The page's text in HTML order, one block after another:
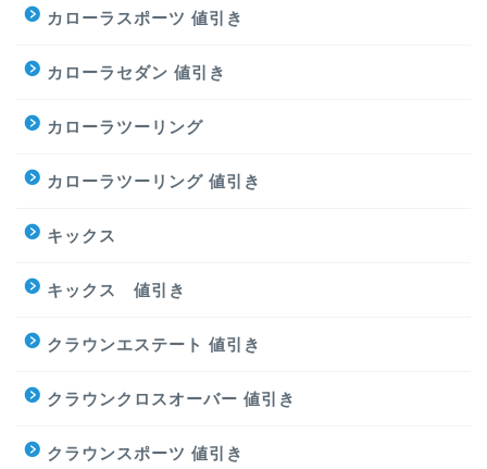
カローラスポーツ 値引き
カローラセダン 値引き
カローラツーリング
カローラツーリング 値引き
キックス
キックス 値引き
クラウンエステート 値引き
クラウンクロスオーバー 値引き
クラウンスポーツ 値引き